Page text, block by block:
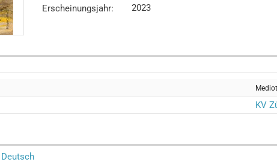
Erscheinungsjahr: 2023
KV
Deutsch